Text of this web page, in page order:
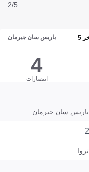
2/5
المواجهات المباشرة (آخر 5
باريس سان جيرمان
4
انتصارات
باريس سان جيرمان
تروا